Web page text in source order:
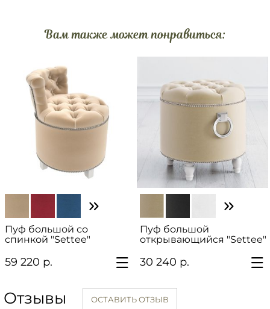
Вам также может понравиться:
Пуф большой со
спинкой "Settee"
59 220 р.
Пуф большой
открывающийся "Settee"
30 240 р.
Отзывы ОСТАВИТЬ ОТЗЫВ